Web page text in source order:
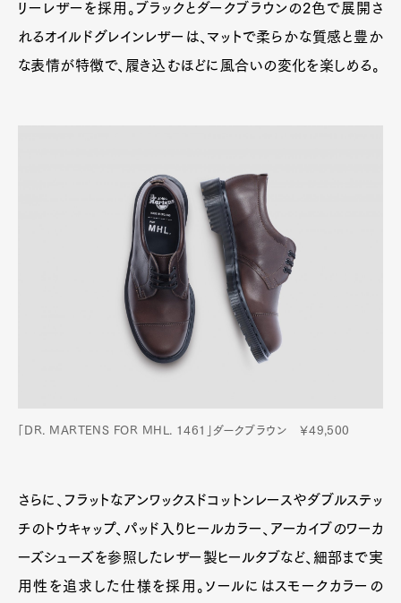
リーレザーを採用。ブラックとダークブラウンの2色で展開さ
れるオイルドグレインレザーは、マットで柔らかな質感と豊か
な表情が特徴で、履き込むほどに風合いの変化を楽しめる。
「DR. MARTENS FOR MHL. 1461」ダークブラウン ￥49,500
さらに、フラットなアンワックスドコットンレースやダブルステッ
チのトウキャップ、パッド入りヒールカラー、アーカイブのワーカ
ーズシューズを参照したレザー製ヒールタブなど、細部まで実
用性を追求した仕様を採用。ソールにはスモークカラーの